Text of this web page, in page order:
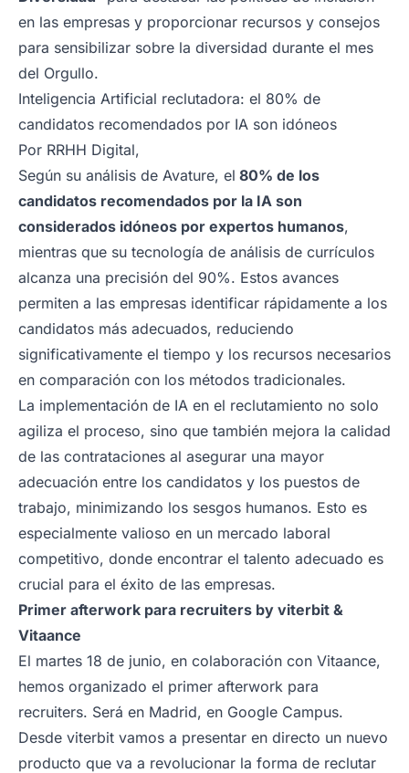
en las empresas y proporcionar recursos y consejos
para sensibilizar sobre la diversidad durante el mes
del Orgullo.
Inteligencia Artificial reclutadora: el 80% de
candidatos recomendados por IA son idóneos
Por RRHH Digital,
Según su análisis de Avature, el 80% de los
candidatos recomendados por la IA son
considerados idóneos por expertos humanos,
mientras que su tecnología de análisis de currículos
alcanza una precisión del 90%. Estos avances
permiten a las empresas identificar rápidamente a los
candidatos más adecuados, reduciendo
significativamente el tiempo y los recursos necesarios
en comparación con los métodos tradicionales.
La implementación de IA en el reclutamiento no solo
agiliza el proceso, sino que también mejora la calidad
de las contrataciones al asegurar una mayor
adecuación entre los candidatos y los puestos de
trabajo, minimizando los sesgos humanos. Esto es
especialmente valioso en un mercado laboral
competitivo, donde encontrar el talento adecuado es
crucial para el éxito de las empresas.
Primer afterwork para recruiters by viterbit &
Vitaance
El martes 18 de junio, en colaboración con Vitaance,
hemos organizado el primer afterwork para
recruiters. Será en Madrid, en Google Campus.
Desde viterbit vamos a presentar en directo un nuevo
producto que va a revolucionar la forma de reclutar